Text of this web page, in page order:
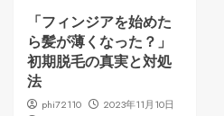
「フィンジアを始めた
ら髪が薄くなった？」
初期脱毛の真実と対処
法
phi72110
2023年11月10日